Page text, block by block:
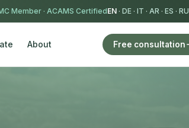
Member · ACAMS CertifiedEN · DE · IT · AR · ES · RU
About Free consultation